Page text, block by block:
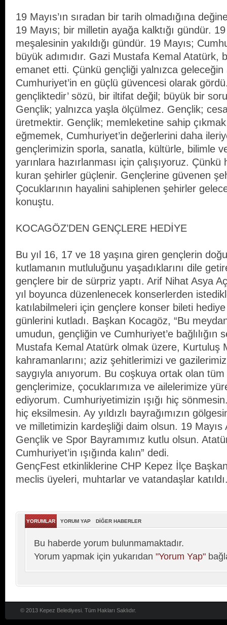
19 Mayıs’ın sıradan bir tarih olmadığına
19 Mayıs; bir milletin ayağa kalktığı gündür. 19
meşalesinin yakıldığı gündür. 19 Mayıs;
büyük adımıdır. Gazi Mustafa Kemal Atatürk,
emanet etti. Çünkü gençliği yalnızca
Cumhuriyet’in en güçlü güvencesi olarak
gençliktedir’ sözü, bir iltifat değil; büyük bir
Gençlik; yalnızca yaşla ölçülmez. Gençlik;
üretmektir. Gençlik; memleketine sahip
eğmemek, Cumhuriyet’in değerlerini daha
gençlerimizin sporla, sanatla, kültürle, bilimle
yarınlara hazırlanması için çalışıyoruz. Çünkü
kuran şehirler güçlenir. Gençlerine güvenen
Çocuklarının hayalini sahiplenen şehirler
konuştu.
KOCAGÖZ’DEN GENÇLERE HEDİYE
Bu yıl 16, 17 ve 18 yaşına giren gençlerin
kutlamanın mutluluğunu yaşadıklarını dile
gençlere bir de sürpriz yaptı. Arif Nihat Asya
yıl boyunca düzenlenecek konserlerden
katılabilmeleri için gençlere konser bileti
günlerini kutladı. Başkan Kocagöz, “Bu
umudun, gençliğin ve Cumhuriyet’e bağlılığın
Mustafa Kemal Atatürk olmak üzere, Kurtuluş
kahramanlarını; aziz şehitlerimizi ve
saygıyla anıyorum. Bu coşkuya ortak olan
gençlerimize, çocuklarımıza ve ailelerimize
ediyorum. Cumhuriyetimizin ışığı hiç
hiç eksilmesin. Ay yıldızlı bayrağımızın
ve milletimizin kardeşliği daim olsun. 19 Mayıs
Gençlik ve Spor Bayramımız kutlu olsun.
Cumhuriyet’in ışığında kalın” dedi.
GençFest etkinliklerine CHP Kepez İlçe
meclis üyeleri, muhtarlar ve vatandaşlar
YORUMLAR YORUM YAP DİĞER HABERLER
Bu haberde yorum bulunmamaktadır.
Yorum yapmak için yukarıdan "Yorum Yap"
© 2013 Kepez Belediyesi. Tüm Hakları Saklıdır.